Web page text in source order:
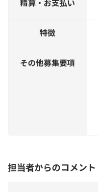
精算・お支払い
特徴
その他募集要項
担当者からのコメント